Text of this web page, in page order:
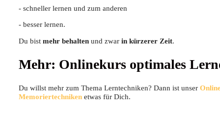
- schnel­ler ler­nen und zum anderen
- bes­ser lernen.
Du bist mehr behal­ten und zwar in kür­ze­rer Zeit.
Mehr: Online­kurs opti­ma­les
Du willst mehr zum The­ma Lern­tech­ni­ken? Dann ist unser
Memo­rier­tech­ni­ken etwas für Dich.